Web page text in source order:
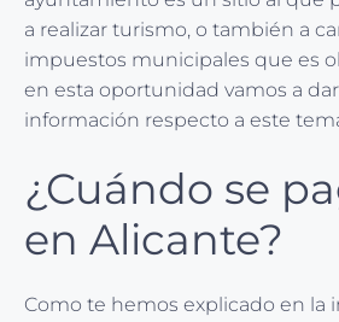
a realizar turismo, o también a
impuestos municipales que es
en esta oportunidad vamos a
información respecto a este
¿Cuándo se
en Alicante?
Como te hemos explicado en la